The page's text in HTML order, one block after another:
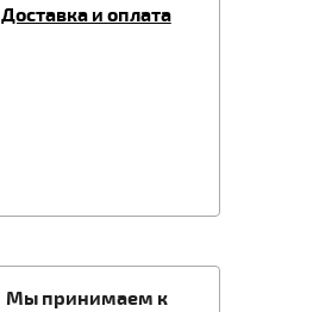
Доставка и оплата
Мы принимаем к